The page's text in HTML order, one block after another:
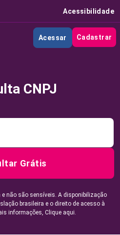
Acessibilidade
Acessar Cadastrar
CNPJ
Grátis
não são sensíveis. A disponibilização
brasileira e o direito de acesso à
informações, Clique aqui.